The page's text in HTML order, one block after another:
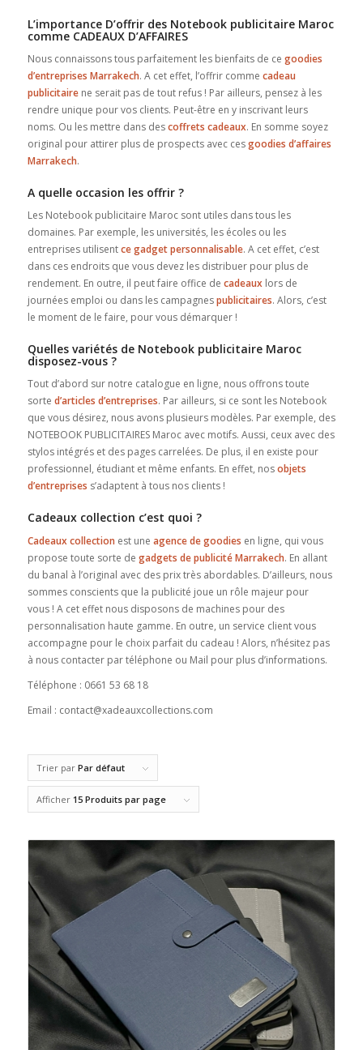
L’importance D’offrir des Notebook publicitaire Maroc
comme CADEAUX D’AFFAIRES
Nous connaissons tous parfaitement les bienfaits de ce goodies
d’entreprises Marrakech. A cet effet, l’offrir comme cadeau
publicitairene serait pas de tout refus ! Par ailleurs, pensez à les
rendre unique pour vos clients. Peut-être en y inscrivant leurs
noms. Ou les mettre dans descoffrets cadeaux. En somme soyez
original pour attirer plus de prospects avec cesgoodies d’affaires
Marrakech.
A quelle occasion les offrir ?
Les Notebook publicitaire Maroc sont utiles dans tous les
domaines. Par exemple, les universités, les écoles ou les
entreprises utilisentce gadget personnalisable. A cet effet, c’est
dans ces endroits que vous devez les distribuer pour plus de
rendement. En outre, il peut faire office de cadeauxlors de
journées emploi ou dans les campagnespublicitaires. Alors, c’est
le moment de le faire, pour vous démarquer !
Quelles variétés de Notebook publicitaire Maroc
disposez-vous ?
Tout d’abord sur notre catalogue en ligne, nous offrons toute
sorte d’articles d’entreprises. Par ailleurs, si ce sont les Notebook
que vous désirez, nous avons plusieurs modèles. Par exemple, des
NOTEBOOK PUBLICITAIRES Maroc avec motifs. Aussi, ceux avec des
stylos intégrés et des pages carrelées. De plus, il en existe pour
professionnel, étudiant et même enfants. En effet, nosobjets
d’entreprises s’adaptent à tous nos clients !
Cadeaux collection c’est quoi ?
Cadeaux collection est une agence de goodies en ligne, qui vous
propose toute sorte de gadgets de publicité Marrakech. En allant
du banal à l’original avec des prix très abordables. D’ailleurs, nous
sommes conscients que la publicité joue un rôle majeur pour
vous ! A cet effet nous disposons de machines pour des
personnalisation haute gamme. En outre, un service client vous
accompagne pour le choix parfait du cadeau ! Alors, n’hésitez pas
à nous contacter par téléphone ou Mail pour plus d’informations.
Téléphone : 0661 53 68 18
Email : contact@xadeauxcollections.com
Trier par Par défaut
Afficher 15 Produits par page